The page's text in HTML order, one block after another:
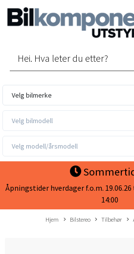
Velg bilmerke
Velg bilmodell
Velg modell/årsmodell
Åpningstider hverdager f.o.m. 19.06.26
14:00
Hjem Bilstereo Tilbehør